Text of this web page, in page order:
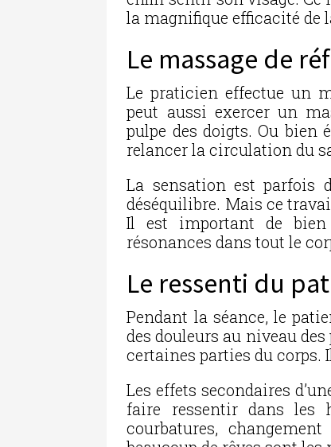
la magnifique efficacité de
Le massage de
Le praticien effectue un
peut aussi exercer un
pulpe des doigts. Ou bien
relancer la circulation du
La sensation est parfois
déséquilibre. Mais ce
Il est important de
résonances dans tout le
Le ressenti du
Pendant la séance, le
des douleurs au niveau
certaines parties du corps.
Les effets secondaires
faire ressentir dans les
courbatures,